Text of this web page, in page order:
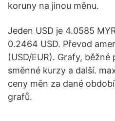
koruny na jinou měnu.
Jeden USD je 4.0585
0.2464 USD. Převod
(USD/EUR). Grafy,
směnné kurzy a další.
ceny měn za dané
grafů.